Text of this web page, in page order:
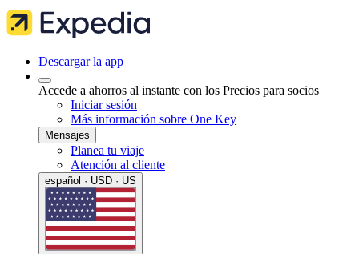
Descargar la app
Accede a ahorros al instante con los Precios para socios
Iniciar sesión
Más información sobre One Key
Mensajes
Planea tu viaje
Atención al cliente
español · USD · US